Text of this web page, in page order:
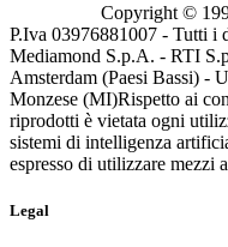
Copyright ©
P.Iva 03976881007 - Tutti i
Mediamond S.p.A. - RTI
Amsterdam (Paesi Bassi) -
Monzese (MI)Rispetto ai
riprodotti è vietata ogni
sistemi di intelligenza
espresso di utilizzare mezzi
Legal